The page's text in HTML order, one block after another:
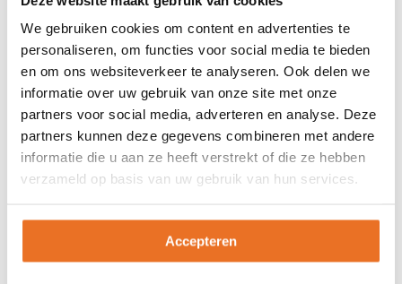
We gebruiken cookies om content en advertenties te
personaliseren, om functies voor social media te bieden
en om ons websiteverkeer te analyseren. Ook delen we
informatie over uw gebruik van onze site met onze
partners voor social media, adverteren en analyse. Deze
partners kunnen deze gegevens combineren met andere
informatie die u aan ze heeft verstrekt of die ze hebben
verzameld op basis van uw gebruik van hun services.
Accepteren
• Speel je eigen wedstrijd, pak voldoende tijd
voor jezelf en luister goed naar je eigen
lichaam.
• Gebruik dagelijks wat aanvulling op
je voeding in de vorm van supplementen. Wat
extra vitaminen en mineralen en ook goede
vetten hebben wij allemaal nodig.
Kies voor een gezonde leefwijze!